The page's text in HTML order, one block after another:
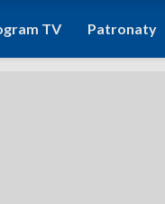
TV Patronaty